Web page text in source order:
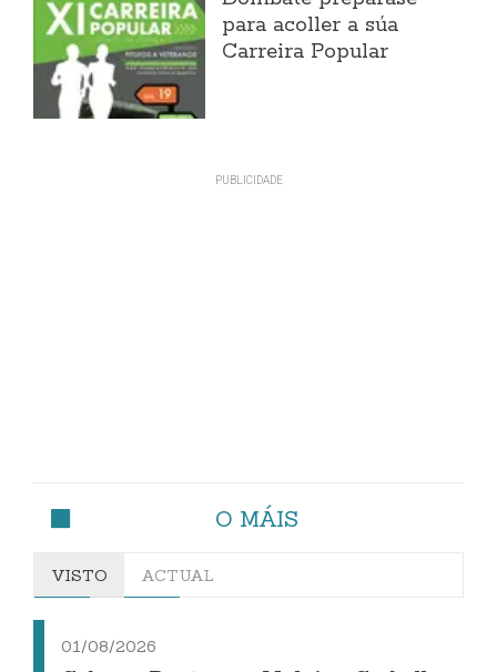
para acoller a súa
Carreira Popular
O MÁIS
VISTO ACTUAL
01/08/2026